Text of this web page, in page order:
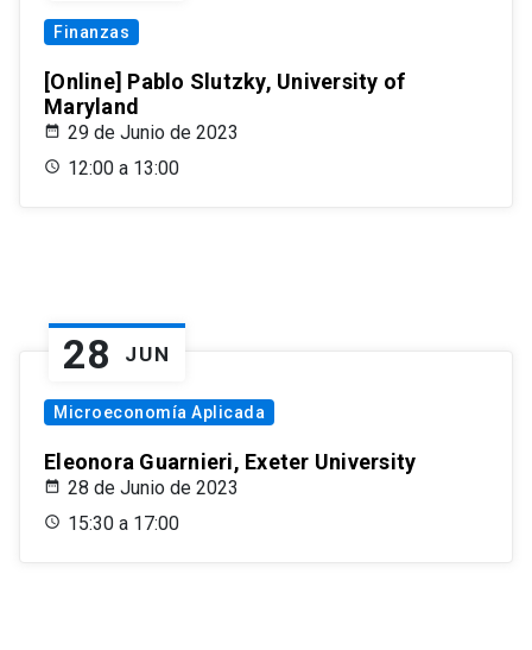
Finanzas
[Online] Pablo Slutzky, University of
Maryland
29 de Junio de 2023
12:00 a 13:00
28 JUN
Microeconomía Aplicada
Eleonora Guarnieri, Exeter University
28 de Junio de 2023
15:30 a 17:00